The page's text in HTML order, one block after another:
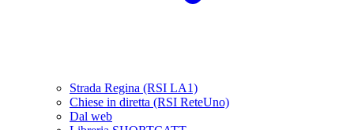
Strada Regina (RSI LA1)
Chiese in diretta (RSI ReteUno)
Dal web